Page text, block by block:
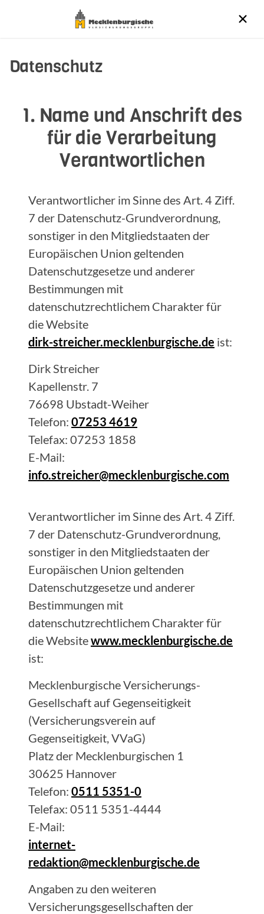
Datenschutz
1. Name und Anschrift des
für die Verarbeitung
Verantwortlichen
Verantwortlicher im Sinne des Art. 4 Ziff.
7 der Datenschutz-Grundverordnung,
sonstiger in den Mitgliedstaaten der
Europäischen Union geltenden
Datenschutzgesetze und anderer
Bestimmungen mit
datenschutzrechtlichem Charakter für
die Website
dirk-streicher.mecklenburgische.de ist:
DirkStreicher
Kapellenstr. 7
76698 Ubstadt-Weiher
Telefon: 07253 4619
Telefax: 07253 1858
E-Mail:
info.streicher@mecklenburgische.com
Verantwortlicher im Sinne des Art. 4 Ziff.
7 der Datenschutz-Grundverordnung,
sonstiger in den Mitgliedstaaten der
Europäischen Union geltenden
Datenschutzgesetze und anderer
Bestimmungen mit
datenschutzrechtlichem Charakter für
die Websitewww.mecklenburgische.de
ist:
Mecklenburgische Versicherungs-
Gesellschaft auf Gegenseitigkeit
(Versicherungsverein auf
Gegenseitigkeit, VVaG)
Platz der Mecklenburgischen 1
30625 Hannover
Telefon: 0511 5351-0
Telefax: 0511 5351-4444
E-Mail:
internet-
redaktion@mecklenburgische.de
Angaben zu den weiteren
Versicherungsgesellschaften der